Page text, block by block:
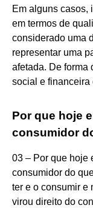
Em alguns casos,
em termos de
considerado uma
representar uma
afetada. De forma
social e financeira
Por que hoje
consumidor
03 – Por que hoje
consumidor do
ter e o consumir e
virou direito do